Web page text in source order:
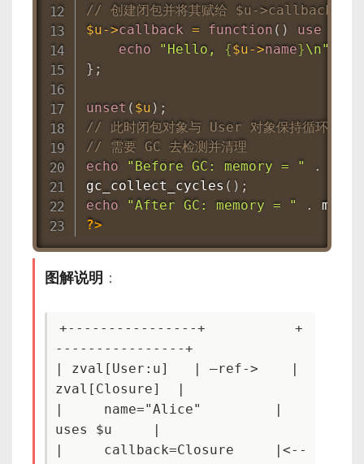
// 创建闭包并将其赋给 $u->callback，闭
$u->callback = function ( ) use
echo
"Hello, {$u->name}\n"
} ;
unset ( $u ) ;
// 此时闭包对象与 User 对象保持循环，但
// 需要 GC 去检测并清理
echo
"Before GC: memory = " .
gc_collect_cycles ( ) ;
echo
"After GC: memory = " .
?>
图解说明 ：
+----------------+           +
----------------+
| zval[User:u]   | —ref->    |
zval[Closure]  |
|     name="Alice"         |
uses $u     |
|     callback=Closure     |<--